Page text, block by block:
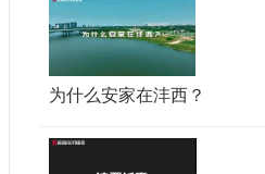
为什么安家在沣西？